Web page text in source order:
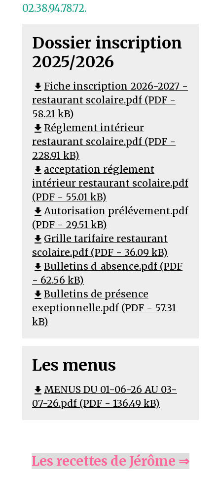
02.38.94.78.72.
Dossier inscription
2025/2026
file_download Fiche inscription 2026-2027 -
restaurant scolaire.pdf (PDF -
58.21 kB)
file_download Réglement intérieur
restaurant scolaire.pdf (PDF -
228.91 kB)
file_download acceptation réglement
intérieur restaurant scolaire.pdf
(PDF - 55.01 kB)
file_download Autorisation prélévement.pdf
(PDF - 29.51 kB)
file_download Grille tarifaire restaurant
scolaire.pdf (PDF - 36.09 kB)
file_download Bulletins d_absence.pdf (PDF
- 62.56 kB)
file_download Bulletins de présence
exeptionnelle.pdf (PDF - 57.31
kB)
Les menus
file_download MENUS DU 01-06-26 AU 03-
07-26.pdf (PDF - 136.49 kB)
Les recettes de Jérôme ⇒